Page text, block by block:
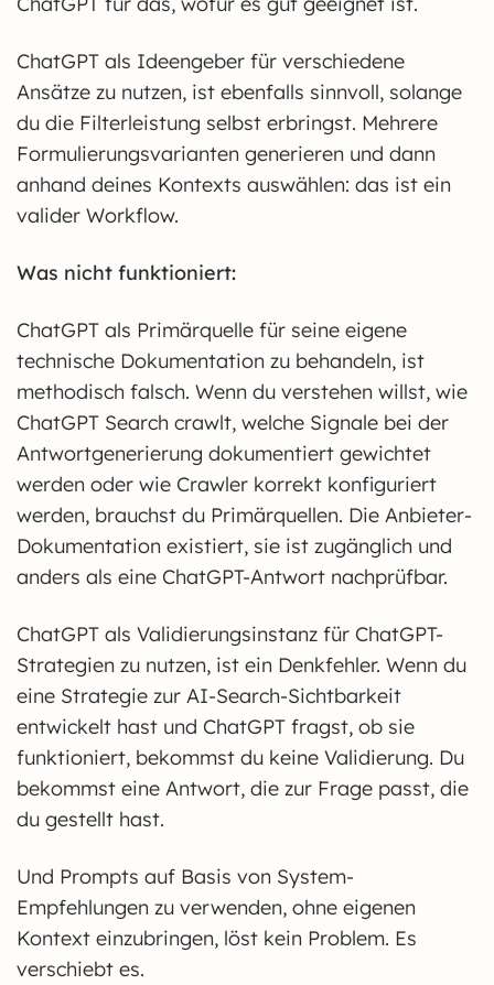
ChatGPT als Ideengeber für verschiedene
Ansätze zu nutzen, ist ebenfalls sinnvoll, solange
du die Filterleistung selbst erbringst. Mehrere
Formulierungsvarianten generieren und dann
anhand deines Kontexts auswählen: das ist ein
valider Workflow.
Was nicht funktioniert:
ChatGPT als Primärquelle für seine eigene
technische Dokumentation zu behandeln, ist
methodisch falsch. Wenn du verstehen willst, wie
ChatGPT Search crawlt, welche Signale bei der
Antwortgenerierung dokumentiert gewichtet
werden oder wie Crawler korrekt konfiguriert
werden, brauchst du Primärquellen. Die Anbieter-
Dokumentation existiert, sie ist zugänglich und
anders als eine ChatGPT-Antwort nachprüfbar.
ChatGPT als Validierungsinstanz für ChatGPT-
Strategien zu nutzen, ist ein Denkfehler. Wenn du
eine Strategie zur AI-Search-Sichtbarkeit
entwickelt hast und ChatGPT fragst, ob sie
funktioniert, bekommst du keine Validierung. Du
bekommst eine Antwort, die zur Frage passt, die
du gestellt hast.
Und Prompts auf Basis von System-
Empfehlungen zu verwenden, ohne eigenen
Kontext einzubringen, löst kein Problem. Es
verschiebt es.